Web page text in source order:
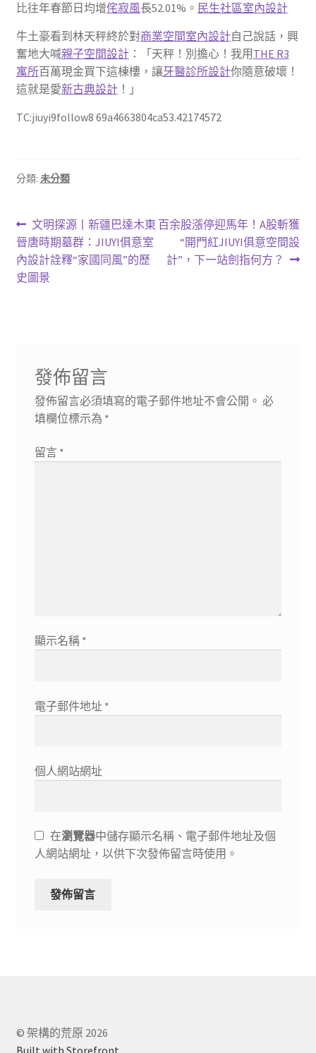
比往年春節日均增侘寂風長52.01%。 民生社區室內設計
牛土豪看到林天秤終於對商業空間室內設計自己說話，興
奮地大喊親子空間設計：「天秤！別擔心！我用 THE R3
寓所百萬現金買下這棟樓，讓牙醫診所設計你隨意破壞！
這就是愛新古典設計！」
TC:jiuyi9follow8 69a4663804ca53.42174572
分類: 未分類
文
章
導
上
一
篇
文
文明探源丨新疆巴達木東
晉唐時期墓群：JIUYI俱意室
內設計詮釋“家國同風”的歷
史圖景
下
篇
百余股漲停迎馬年！A股斬獲
“開門紅JIUYI俱意空間設
計”，下一站劍指何方？
發佈留言
發佈留言必須填寫的電子郵件地址不會公開。 必
填欄位標示為 *
留言 *
顯示名稱 *
電子郵件地址 *
個人網站網址
在瀏覽器中儲存顯示名稱、電子郵件地址及個
人網站網址，以供下次發佈留言時使用。
© 架構的荒原 2026